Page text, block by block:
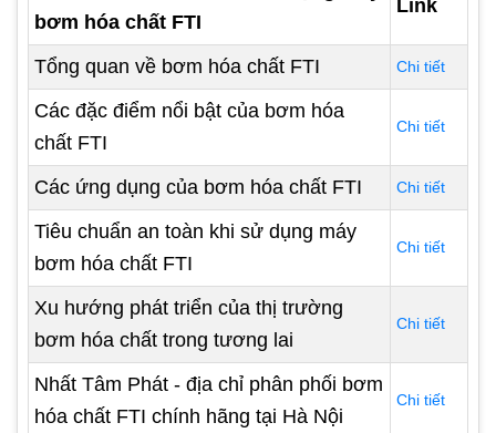
bơm hóa chất FTI
Link
Tổng quan về bơm hóa chất FTI Chi tiết
Các đặc điểm nổi bật của bơm hóa
chất FTI
Chi tiết
Các ứng dụng của bơm hóa chất FTI Chi tiết
Tiêu chuẩn an toàn khi sử dụng máy
bơm hóa chất FTI
Chi tiết
Xu hướng phát triển của thị trường
bơm hóa chất trong tương lai
Chi tiết
Nhất Tâm Phát - địa chỉ phân phối bơm
hóa chất FTI chính hãng tại Hà Nội
Chi tiết